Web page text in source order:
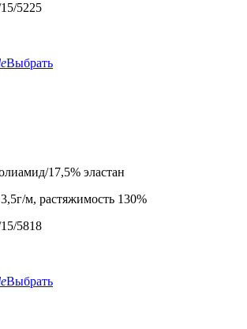
5225
Выбрать
17,5% эластан
м, растяжимость 130%
5818
Выбрать